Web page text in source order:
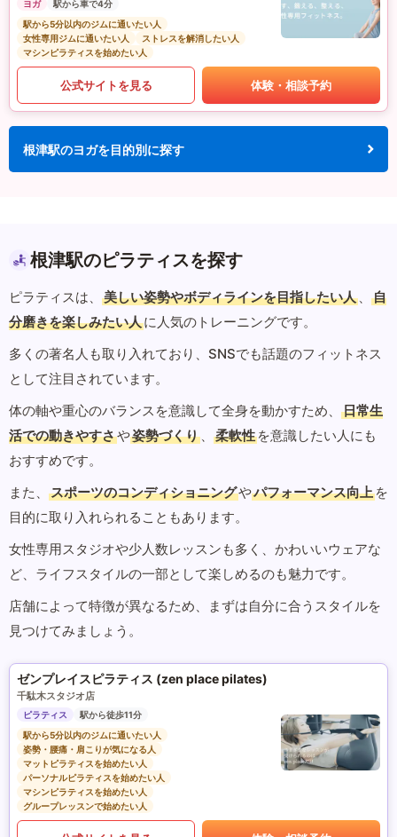
ヨガ
駅から車で4分
駅から5分以内のジムに通いたい人
女性専用ジムに通いたい人
ストレスを解消したい人
マシンピラティスを始めたい人
公式サイトを見る 体験・相談予約
根津駅のヨガを目的別に探す
根津駅のピラティスを探す
ピラティスは、 美しい姿勢やボディラインを目指したい人 、
自
分磨きを楽しみたい人に人気のトレーニングです。
多くの著名人も取り入れており、SNSでも話題のフィットネス
として注目されています。
体の軸や重心のバランスを意識して全身を動かすため、
日常生
活での動きやすさや姿勢づくり 、 柔軟性 を意識したい人にも
おすすめです。
また、
スポーツのコンディショニングやパフォーマンス向上 を
目的に取り入れられることもあります。
女性専用スタジオや少人数レッスンも多く、かわいいウェアな
ど、ライフスタイルの一部として楽しめるのも魅力です。
店舗によって特徴が異なるため、まずは自分に合うスタイルを
見つけてみましょう。
ゼンプレイスピラティス (zen place pilates)
千駄木スタジオ店
ピラティス
駅から徒歩11分
駅から5分以内のジムに通いたい人
姿勢・腰痛・肩こりが気になる人
マットピラティスを始めたい人
パーソナルピラティスを始めたい人
マシンピラティスを始めたい人
グループレッスンで始めたい人